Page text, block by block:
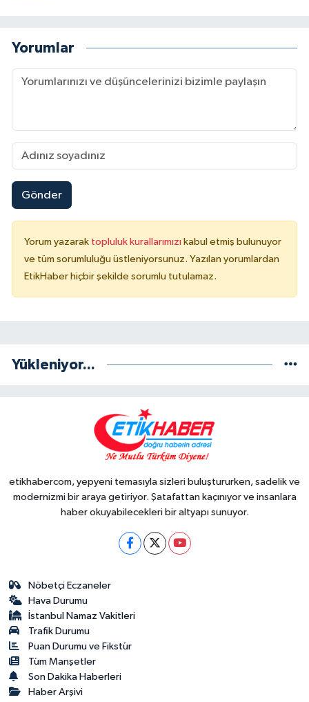
Yorumlar
Gönder
Yorum yazarak topluluk kurallarımızı kabul etmiş bulunuyor
ve tüm sorumluluğu üstleniyorsunuz. Yazılan yorumlardan
EtikHaber hiçbir şekilde sorumlu tutulamaz.
Yükleniyor...
etikhabercom, yepyeni temasıyla sizleri buluştururken, sadelik ve
modernizmi bir araya getiriyor. Şatafattan kaçınıyor ve insanlara
haber okuyabilecekleri bir altyapı sunuyor.
Nöbetçi Eczaneler
Hava Durumu
İstanbul Namaz Vakitleri
Trafik Durumu
Puan Durumu ve Fikstür
Tüm Manşetler
Son Dakika Haberleri
Haber Arşivi